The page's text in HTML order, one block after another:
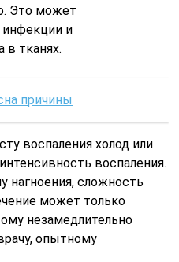
Это может
и
в тканях.
причины
воспаления холод или
воспаления.
нагноения, сложность
может только
незамедлительно
опытному